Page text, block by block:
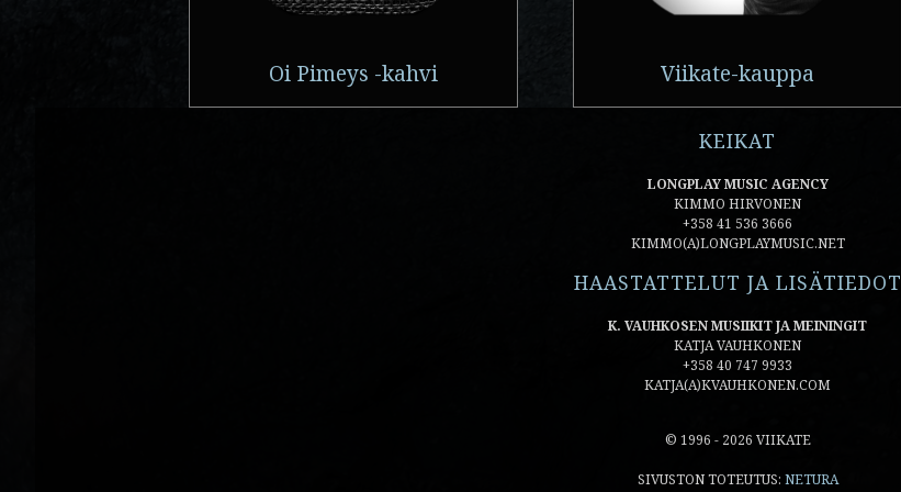
Oi Pimeys -kahvi Viikate-kauppa
KEIKAT
LONGPLAY MUSIC AGENCY
KIMMO HIRVONEN
+358 41 536 3666
KIMMO(A)LONGPLAYMUSIC.NET
HAASTATTELUT JA LISÄTIEDOT
K. VAUHKOSEN MUSIIKIT JA MEININGIT
KATJA VAUHKONEN
+358 40 747 9933
KATJA(A)KVAUHKONEN.COM
© 1996 - 2026 VIIKATE
SIVUSTON TOTEUTUS: NETURA